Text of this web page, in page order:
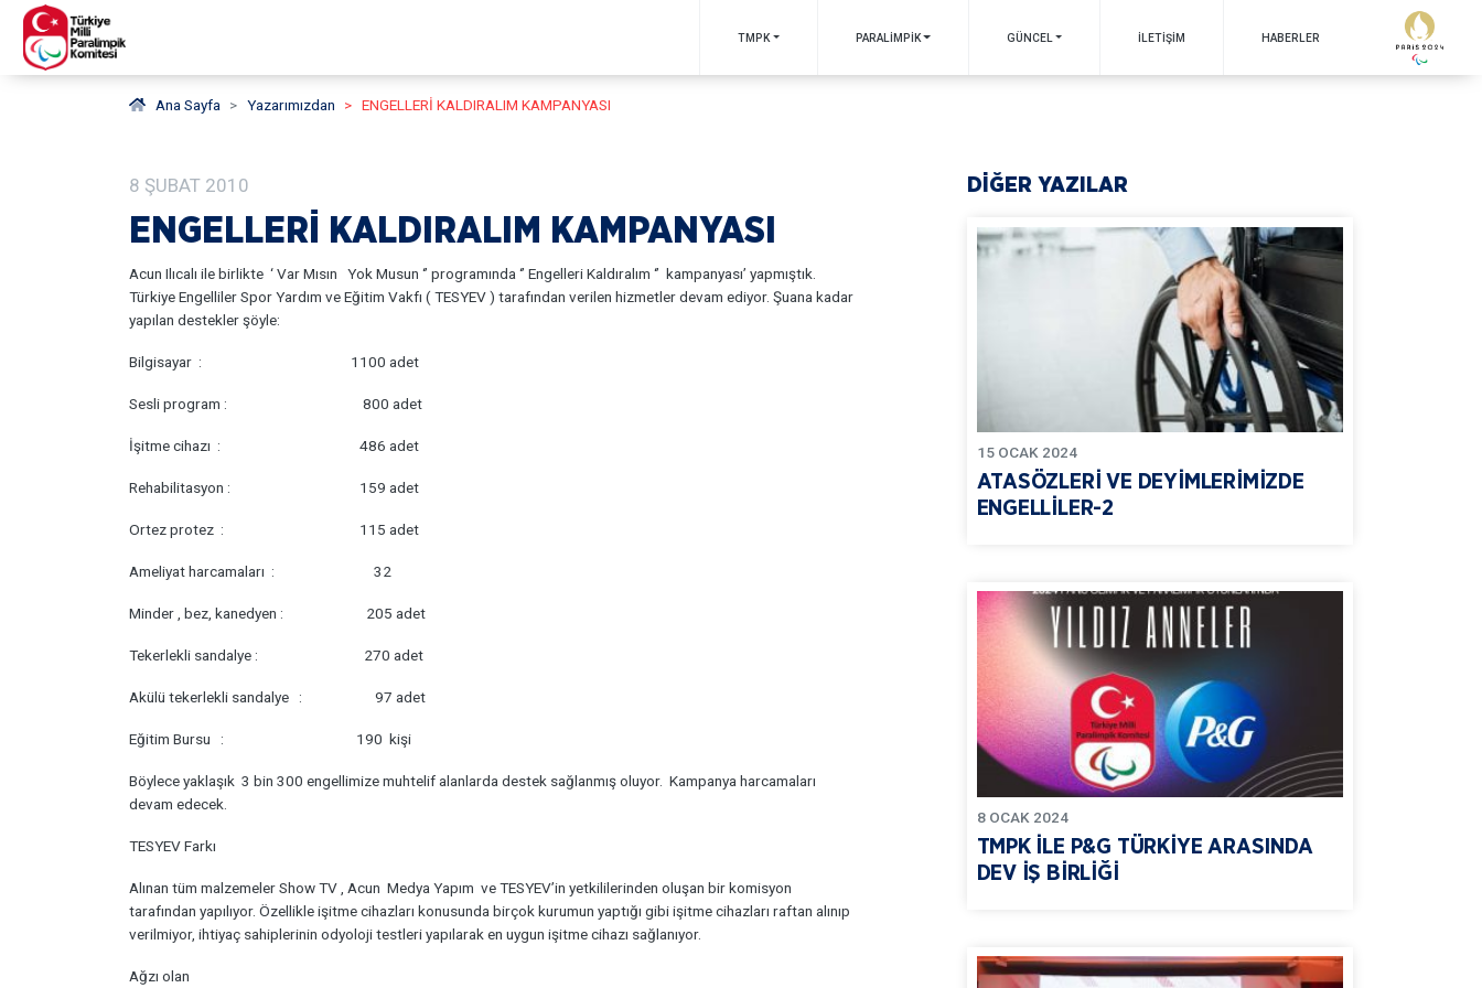
TMPK PARALİMPİK GÜNCEL İLETIŞIM HABERLER
Ana Sayfa Yazarımızdan ENGELLERİ KALDIRALIM KAMPANYASI
8 ŞUBAT 2010
ENGELLERİ KALDIRALIM KAMPANYASI
Acun Ilıcalı ile birlikte ‘ Var Mısın Yok Musun ‘’ programında ‘’ Engelleri Kaldıralım ‘’ kampanyası’ yapmıştık.
Türkiye Engelliler Spor Yardım ve Eğitim Vakfı ( TESYEV ) tarafından verilen hizmetler devam ediyor. Şuana kadar
yapılan destekler şöyle:
Bilgisayar : 1100 adet
Sesli program : 800 adet
İşitme cihazı : 486 adet
Rehabilitasyon : 159 adet
Ortez protez : 115 adet
Ameliyat harcamaları : 32
Minder , bez, kanedyen : 205 adet
Tekerlekli sandalye : 270 adet
Akülü tekerlekli sandalye : 97 adet
Eğitim Bursu : 190 kişi
Böylece yaklaşık 3 bin 300 engellimize muhtelif alanlarda destek sağlanmış oluyor. Kampanya harcamaları
devam edecek.
TESYEV Farkı
Alınan tüm malzemeler Show TV , Acun Medya Yapım ve TESYEV’in yetkililerinden oluşan bir komisyon
tarafından yapılıyor. Özellikle işitme cihazları konusunda birçok kurumun yaptığı gibi işitme cihazları raftan alınıp
verilmiyor, ihtiyaç sahiplerinin odyoloji testleri yapılarak en uygun işitme cihazı sağlanıyor.
Ağzı olan
DİĞER YAZILAR
15 OCAK 2024
ATASÖZLERİ VE DEYİMLERİMİZDE
ENGELLİLER-2
8 OCAK 2024
TMPK İLE P&G TÜRKİYE ARASINDA
DEV İŞ BİRLİĞİ